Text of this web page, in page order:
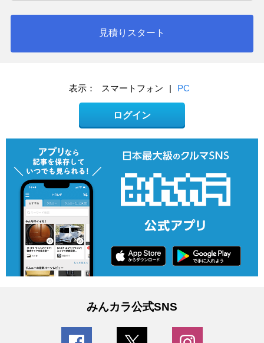
見積りスタート
表示： スマートフォン | PC
ログイン
みんカラ公式SNS